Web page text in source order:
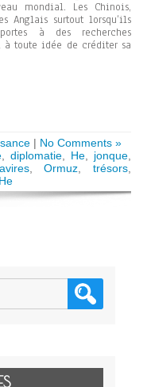
mondial. Les Chinois,
Anglais surtout lorsqu’ils
à des recherches
à toute idée de créditer sa
| No Comments »
, diplomatie, He, jonque
,Ormuz ,trésors